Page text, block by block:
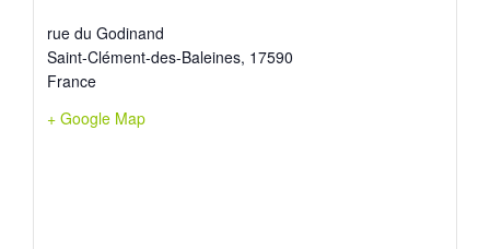
rue du Godinand
Saint-Clément-des-Baleines, 17590
France
+ Google Map